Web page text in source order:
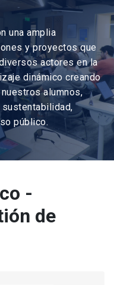
una amplia
y proyectos que
actores en la
dinámico creando
alumnos,
público.
-
de